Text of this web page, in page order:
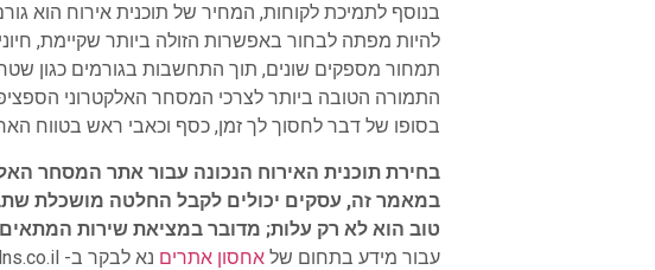
בנוסף לתמיכת לקוחות, המחיר של תוכנית אירוח הוא
להיות מפתה לבחור באפשרות הזולה ביותר שקיימת,
תמחור מספקים שונים, תוך התחשבות בגורמים כגון
התמורה הטובה ביותר לצרכי המסחר האלקטרוני
בסופו של דבר לחסוך לך זמן, כסף וכאבי ראש בטווח
בחירת תוכנית האירוח הנכונה עבור אתר המסחר
במאמר זה, עסקים יכולים לקבל החלטה מושכלת
טוב הוא לא רק עלות; מדובר במציאת שירות
עבור מידע בתחום של אחסון אתרים נא לבקר ב- livedns.co.il